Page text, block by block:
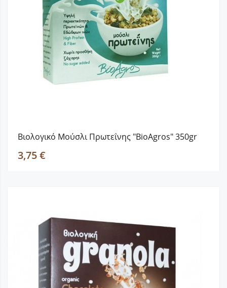
Βιολογικό Μούσλι Πρωτεΐνης "BioAgros" 350gr
3,75 €